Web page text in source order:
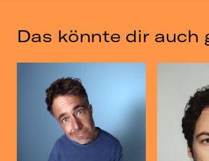
Das könnte dir auch